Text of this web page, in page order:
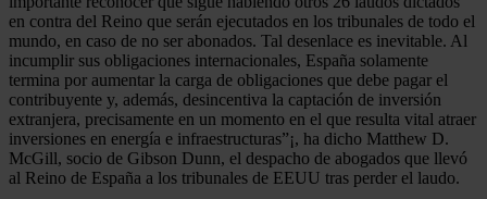
en contra del Reino que serán ejecutados en los tribunales de todo el
mundo, en caso de no ser abonados. Tal desenlace es inevitable. Al
incumplir sus obligaciones internacionales, España solamente
termina por aumentar la carga de obligaciones que debe pagar el
contribuyente y, además, desincentiva la captación de inversión
extranjera, precisamente en un momento en el que resulta vital atraer
inversiones en energía e infraestructuras”¡, ha dicho Matthew D.
McGill, socio de Gibson Dunn, el despacho de abogados que llevó
al Reino de España a los tribunales de EEUU tras perder el laudo.